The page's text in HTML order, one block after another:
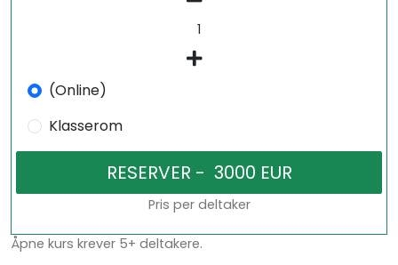
(Online)
Klasserom
Pris per deltaker
Åpne kurs krever 5+ deltakere.